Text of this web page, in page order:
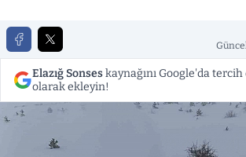
Elazığ Sonseskaynağını Google'da
olarak ekleyin!